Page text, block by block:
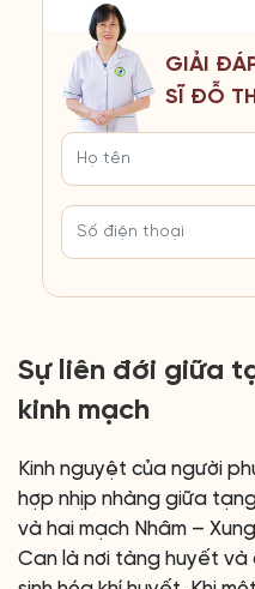
GIẢI
SĨ ĐỖ
Sự liên đới giữa
kinh mạch
Kinh nguyệt của người
hợp nhịp nhàng giữa
và hai mạch Nhâm –
Can là nơi tàng huyết và